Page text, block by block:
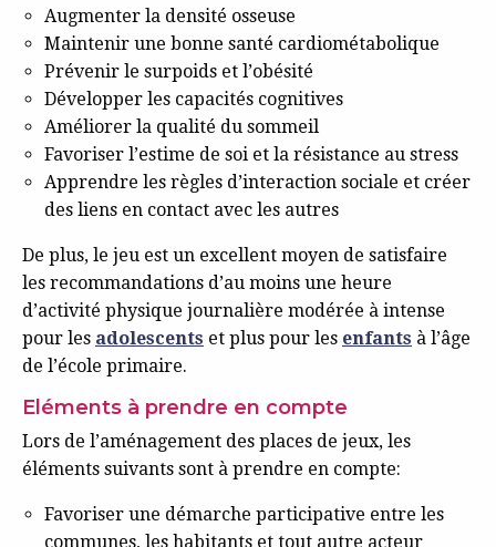
Augmenter la densité osseuse
Maintenir une bonne santé cardiométabolique
Prévenir le surpoids et l’obésité
Développer les capacités cognitives
Améliorer la qualité du sommeil
Favoriser l’estime de soi et la résistance au stress
Apprendre les règles d’interaction sociale et créer
des liens en contact avec les autres
De plus, le jeu est un excellent moyen de satisfaire
les recommandations d’au moins une heure
d’activité physique journalière modérée à intense
pour les adolescents et plus pour les enfants à l’âge
de l’école primaire.
Eléments à prendre en compte
Lors de l’aménagement des places de jeux, les
éléments suivants sont à prendre en compte:
Favoriser une démarche participative entre les
communes, les habitants et tout autre acteur